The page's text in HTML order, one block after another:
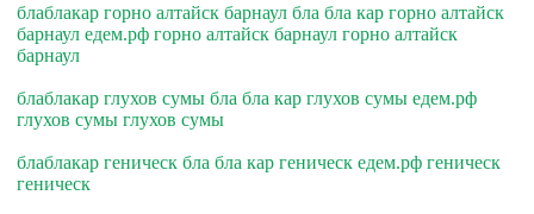
блаблакар горно алтайск барнаул бла бла кар горно алтайск
барнаул едем.рф горно алтайск барнаул горно алтайск
барнаул
блаблакар глухов сумы бла бла кар глухов сумы едем.рф
глухов сумы глухов сумы
блаблакар геническ бла бла кар геническ едем.рф геническ
геническ